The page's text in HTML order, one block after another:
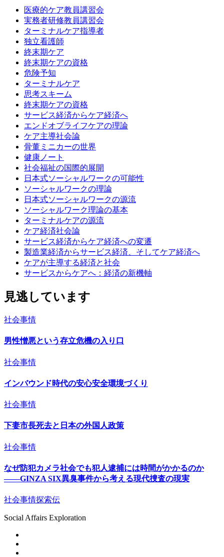
医療的ケア教員講習会
実務者研修教員講習会
ターミナルケア指導者
独立看護師
終末期ケア
終末期ケアの資格
危険予知
ターミナルケア
思考スキーム
終末期ケアの資格
サービス経済からケア経済へ
エンドオブライフケアの理論
ケア主導社会論
骨董ミニカーの世界
健康ノート
社会福祉の国際的展開
日本式ソーシャルワークの可能性
ソーシャルワークの理論
日本式ソーシャルワークの源流
ソーシャルワーク理論の基本
ターミナルケアの源流
ケア経済社会論
サービス経済からケア経済への変遷
製造業経済からサービス経済、そしてケア経済へ
ケアが主導する経済と社会
サービスからケアへ：経済の新機軸
見逃しています
社会事情
男性憎悪という存立危機の入り口
社会事情
インバウンド時代の安心安全環境づくり
社会事情
下妻市長死去と日本の外国人政策
社会事情
なぜ防犯カメラ社会でも犯人逮捕には時間がかかるのか
――GINZA SIX異臭事件から考える現代捜査の現実
社会事情探索伝
Social Affairs Exploration